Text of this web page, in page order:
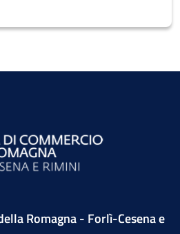
Romagna - Forlì-Cesena e